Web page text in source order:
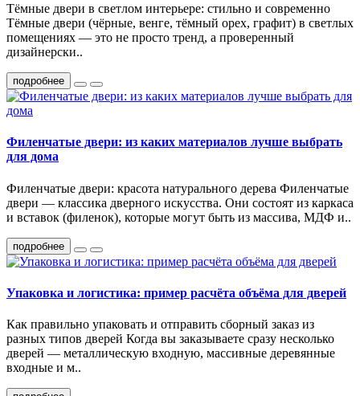
Тёмные двери в светлом интерьере: стильно и современно
Тёмные двери (чёрные, венге, тёмный орех, графит) в светлых
помещениях — это не просто тренд, а проверенный
дизайнерски..
подробнее
Филенчатые двери: из каких материалов лучше выбрать
для дома
Филенчатые двери: красота натурального дерева Филенчатые
двери — классика дверного искусства. Они состоят из каркаса
и вставок (филенок), которые могут быть из массива, МДФ и..
подробнее
Упаковка и логистика: пример расчёта объёма для дверей
Как правильно упаковать и отправить сборный заказ из
разных типов дверей Когда вы заказываете сразу несколько
дверей — металлическую входную, массивные деревянные
входные и м..